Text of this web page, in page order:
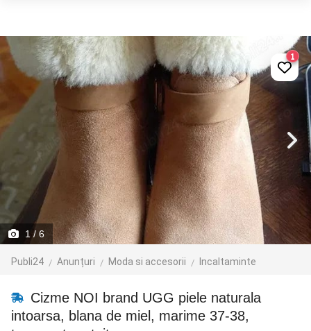
1 / 6
Publi24 Anunțuri Moda si accesorii Incaltaminte
1
Cizme NOI brand UGG piele naturala
intoarsa, blana de miel, marime 37-38,